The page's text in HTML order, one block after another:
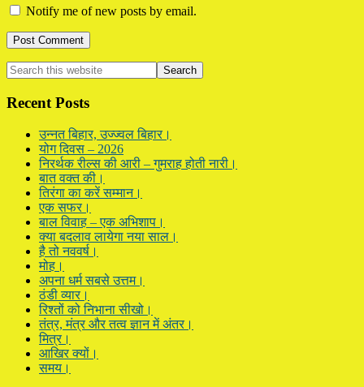
Notify me of new posts by email.
Primary
Sidebar
Search
this
website
Recent Posts
उन्नत बिहार, उज्ज्वल बिहार।
योग दिवस – 2026
निरर्थक रील्स की आरी – गुमराह होती नारी।
बात वक्त की।
तिरंगा का करें सम्मान।
एक सफर।
बाल विवाह – एक अभिशाप।
क्या बदलाव लायेगा नया साल।
है तो नववर्ष।
मोह।
अपना धर्म सबसे उत्तम।
ठंडी व्यार।
रिश्तों को निभाना सीखो।
तंत्र, मंत्र और तत्व ज्ञान में अंतर।
मित्र।
आखिर क्यों।
समय।